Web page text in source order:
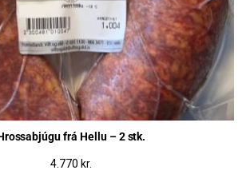
frá Hellu – 2 stk.
4.770 kr.